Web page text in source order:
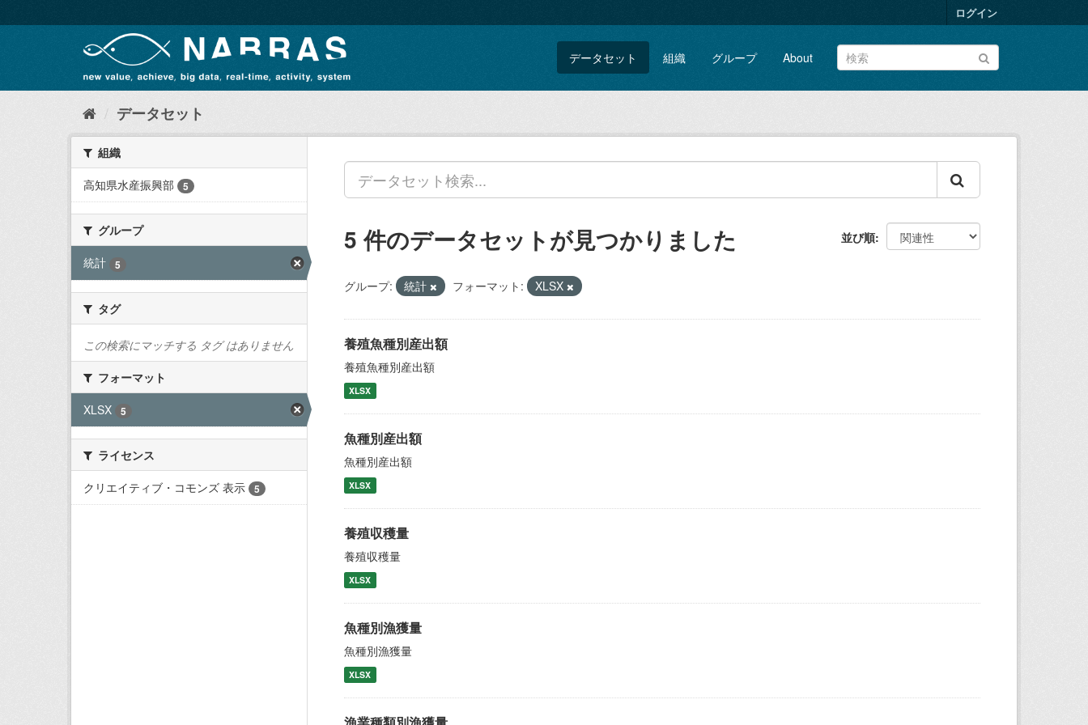
キ
て
ログイン
データセット 組織 グループ About
データセット
組織
高知県水産振興部
5
グループ
統計
5
タグ
この検索にマッチする タグ はありません
フォーマット
XLSX
5
ライセンス
クリエイティブ・コモンズ 表示
5
並び順
5 件のデータセットが見つかりました
グループ: 統計 フォーマット: XLSX
養殖魚種別産出額
養殖魚種別産出額
XLSX
魚種別産出額
魚種別産出額
XLSX
養殖収穫量
養殖収穫量
XLSX
魚種別漁獲量
魚種別漁獲量
XLSX